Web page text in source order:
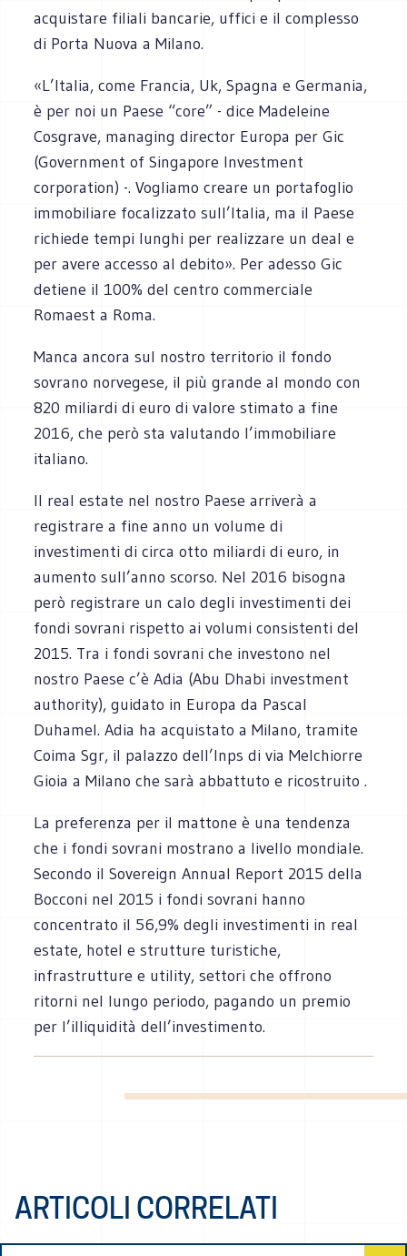
acquistare filiali bancarie, uffici e il complesso
di Porta Nuova a Milano.
«L’Italia, come Francia, Uk, Spagna e Germania,
è per noi un Paese “core” - dice Madeleine
Cosgrave, managing director Europa per Gic
(Government of Singapore Investment
corporation) -. Vogliamo creare un portafoglio
immobiliare focalizzato sull’Italia, ma il Paese
richiede tempi lunghi per realizzare un deal e
per avere accesso al debito». Per adesso Gic
detiene il 100% del centro commerciale
Romaest a Roma.
Manca ancora sul nostro territorio il fondo
sovrano norvegese, il più grande al mondo con
820 miliardi di euro di valore stimato a fine
2016, che però sta valutando l’immobiliare
italiano.
Il real estate nel nostro Paese arriverà a
registrare a fine anno un volume di
investimenti di circa otto miliardi di euro, in
aumento sull’anno scorso. Nel 2016 bisogna
però registrare un calo degli investimenti dei
fondi sovrani rispetto ai volumi consistenti del
2015. Tra i fondi sovrani che investono nel
nostro Paese c’è Adia (Abu Dhabi investment
authority), guidato in Europa da Pascal
Duhamel. Adia ha acquistato a Milano, tramite
Coima Sgr, il palazzo dell’Inps di via Melchiorre
Gioia a Milano che sarà abbattuto e ricostruito .
La preferenza per il mattone è una tendenza
che i fondi sovrani mostrano a livello mondiale.
Secondo il Sovereign Annual Report 2015 della
Bocconi nel 2015 i fondi sovrani hanno
concentrato il 56,9% degli investimenti in real
estate, hotel e strutture turistiche,
infrastrutture e utility, settori che offrono
ritorni nel lungo periodo, pagando un premio
per l’illiquidità dell’investimento.
ARTICOLI CORRELATI